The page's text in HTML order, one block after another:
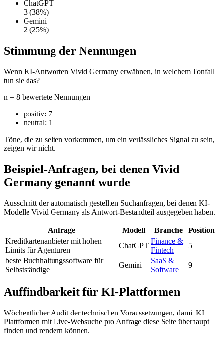
ChatGPT
3 (38%)
Gemini
2 (25%)
Stimmung der Nennungen
Wenn KI-Antworten Vivid Germany erwähnen, in welchem Tonfall
tun sie das?
n = 8 bewertete Nennungen
positiv: 7
neutral: 1
Töne, die zu selten vorkommen, um ein verlässliches Signal zu sein,
zeigen wir nicht.
Beispiel-Anfragen, bei denen Vivid
Germany genannt wurde
Ausschnitt der automatisch gestellten Suchanfragen, bei denen KI-
Modelle Vivid Germany als Antwort-Bestandteil ausgegeben haben.
Anfrage Modell Branche
Position
Kreditkartenanbieter mit hohen
Limits für Agenturen
ChatGPT
Finance &
Fintech
5
beste Buchhaltungssoftware für
Selbstständige
Gemini
SaaS &
Software
9
Auffindbarkeit für KI-Plattformen
Wöchentlicher Audit der technischen Voraussetzungen, damit KI-
Plattformen mit Live-Websuche pro Anfrage diese Seite überhaupt
finden und rendern können.